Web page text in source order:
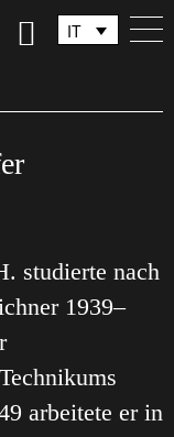
IT
studierte nach
1939–
arbeitete er in